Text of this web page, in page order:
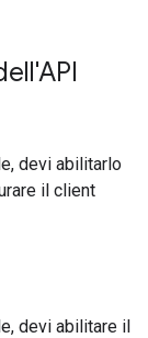
devi abilitarlo
il client
devi abilitare il